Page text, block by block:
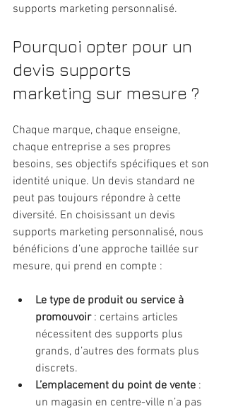
supports marketing personnalisé.
Pourquoi opter pour un
devis supports
marketing sur mesure ?
Chaque marque, chaque enseigne,
chaque entreprise a ses propres
besoins, ses objectifs spécifiques et son
identité unique. Un devis standard ne
peut pas toujours répondre à cette
diversité. En choisissant un devis
supports marketing personnalisé, nous
bénéficions d’une approche taillée sur
mesure, qui prend en compte :
Le type de produit ou service à
promouvoir : certains articles
nécessitent des supports plus
grands, d’autres des formats plus
discrets.
L’emplacement du point de vente :
un magasin en centre-ville n’a pas